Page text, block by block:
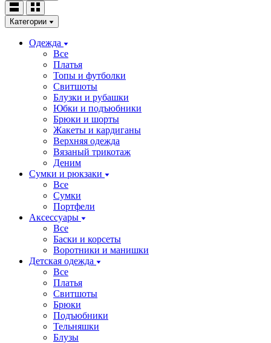
Категории
Одежда
Все
Платья
Топы и футболки
Свитшоты
Блузки и рубашки
Юбки и подъюбники
Брюки и шорты
Жакеты и кардиганы
Верхняя одежда
Вязаный трикотаж
Деним
Сумки и рюкзаки
Все
Сумки
Портфели
Аксессуары
Все
Баски и корсеты
Воротники и манишки
Детская одежда
Все
Платья
Свитшоты
Брюки
Подъюбники
Тельняшки
Блузы